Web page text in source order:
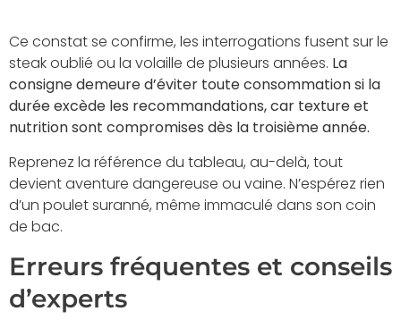
Ce constat se confirme, les interrogations fusent sur le
steak oublié ou la volaille de plusieurs années. La
consigne demeure d’éviter toute consommation si la
durée excède les recommandations, car texture et
nutrition sont compromises dès la troisième année.
Reprenez la référence du tableau, au-delà, tout
devient aventure dangereuse ou vaine. N’espérez rien
d’un poulet suranné, même immaculé dans son coin
de bac.
Erreurs fréquentes et conseils
d’experts